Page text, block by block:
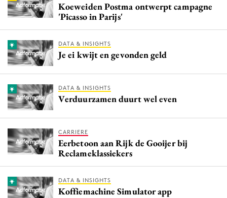
Koeweiden Postma ontwerpt campagne
'Picasso in Parijs'
DATA & INSIGHTS
Je ei kwijt en gevonden geld
DATA & INSIGHTS
Verduurzamen duurt wel even
CARRIERE
Eerbetoon aan Rijk de Gooijer bij
Reclameklassiekers
DATA & INSIGHTS
Koffiemachine Simulator app